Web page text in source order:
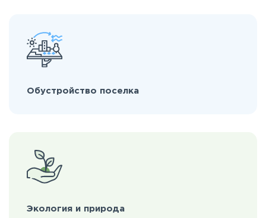
Обустройство поселка
Экология и природа